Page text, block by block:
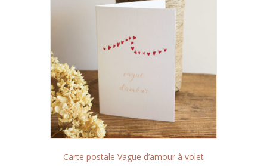
Carte postale Vague d’amour à volet